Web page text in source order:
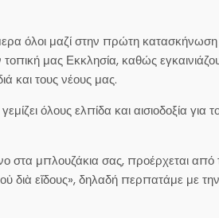
όλοι μαζί στην πρώτη κατασκήνωση
μας Εκκλησία, καθώς
και τους νέους μας.
όλους ελπίδα και αισιοδοξία για
στα μπλουζάκια σας, προέρχεται από
εἴδους», δηλαδή περπατάμε με